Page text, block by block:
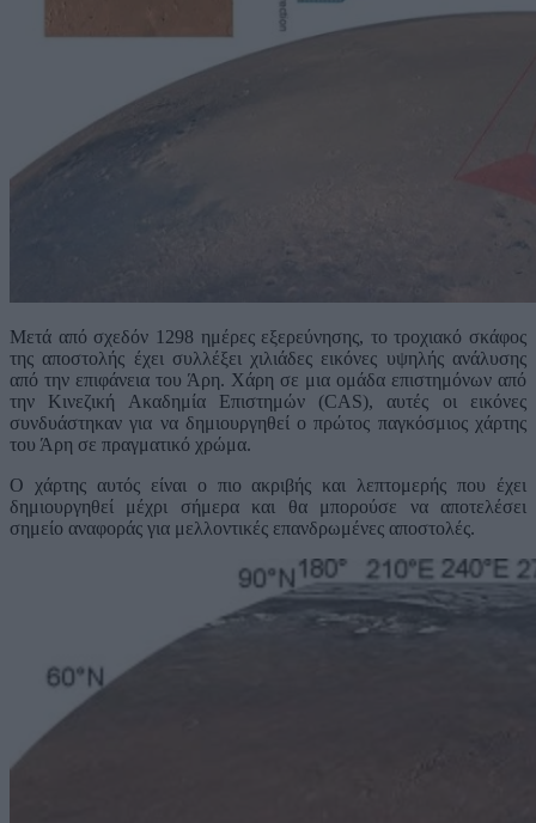
Μετά από σχεδόν 1298 ημέρες εξερεύνησης, το τροχιακό σκάφος
της αποστολής έχει συλλέξει χιλιάδες εικόνες υψηλής ανάλυσης
από την επιφάνεια του Άρη. Χάρη σε μια ομάδα επιστημόνων από
την Κινεζική Ακαδημία Επιστημών (CAS), αυτές οι εικόνες
συνδυάστηκαν για να δημιουργηθεί ο πρώτος παγκόσμιος χάρτης
του Άρη σε πραγματικό χρώμα.
Ο χάρτης αυτός είναι ο πιο ακριβής και λεπτομερής που έχει
δημιουργηθεί μέχρι σήμερα και θα μπορούσε να αποτελέσει
σημείο αναφοράς για μελλοντικές επανδρωμένες αποστολές.